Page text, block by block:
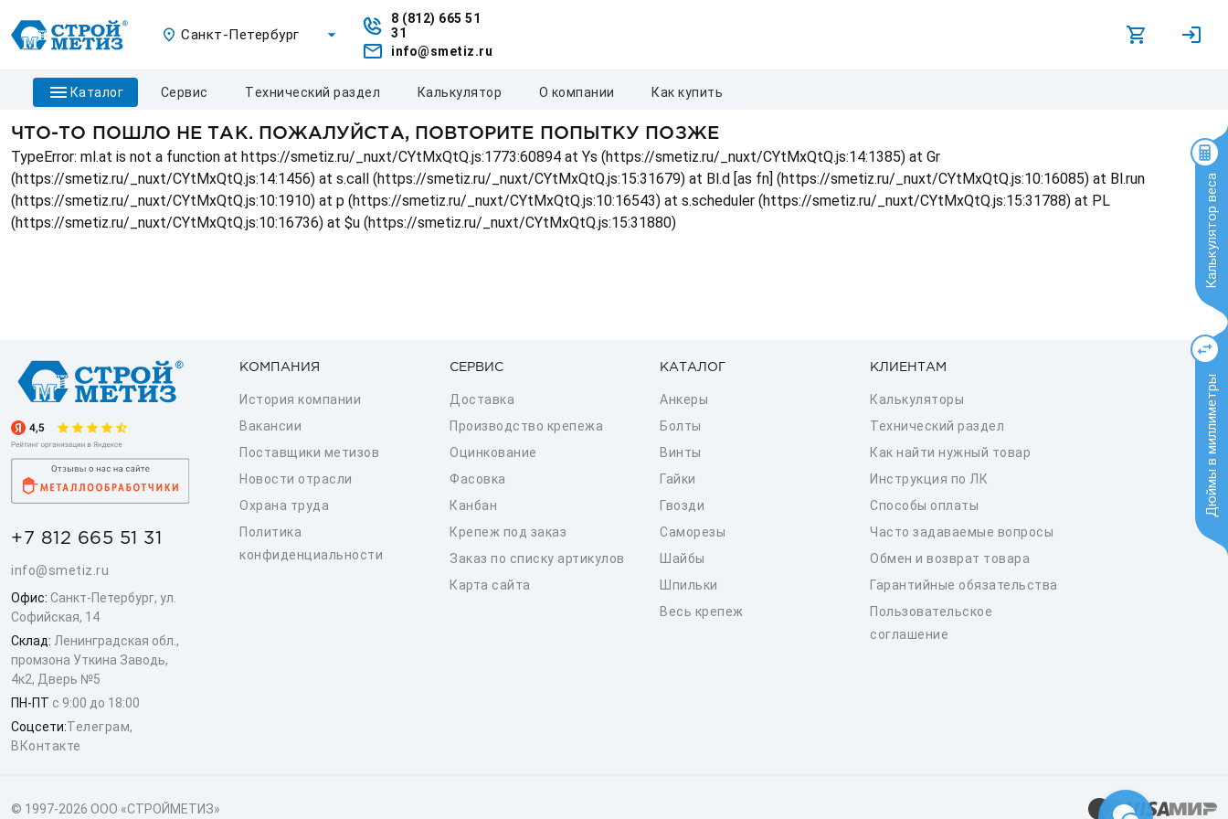
Калькулятор веса
Дюймы в миллиметры
Санкт-Петербург
8 (812) 665 51
31
info@smetiz.ru
каталог сервис технический раздел калькулятор о компании как купить
ЧТО-ТО ПОШЛО НЕ ТАК. ПОЖАЛУЙСТА, ПОВТОРИТЕ ПОПЫТКУ ПОЗЖЕ
TypeError: ml.at is not a function at https://smetiz.ru/_nuxt/CYtMxQtQ.js:1773:60894 at Ys (https://smetiz.ru/_nuxt/CYtMxQtQ.js:14:1385) at Gr
(https://smetiz.ru/_nuxt/CYtMxQtQ.js:14:1456) at s.call (https://smetiz.ru/_nuxt/CYtMxQtQ.js:15:31679) at Bl.d [as fn] (https://smetiz.ru/_nuxt/CYtMxQtQ.js:10:16085) at Bl.run
(https://smetiz.ru/_nuxt/CYtMxQtQ.js:10:1910) at p (https://smetiz.ru/_nuxt/CYtMxQtQ.js:10:16543) at s.scheduler (https://smetiz.ru/_nuxt/CYtMxQtQ.js:15:31788) at PL
(https://smetiz.ru/_nuxt/CYtMxQtQ.js:10:16736) at $u (https://smetiz.ru/_nuxt/CYtMxQtQ.js:15:31880)
+7 812 665 51 31
info@smetiz.ru
Офис: Санкт-Петербург, ул.
Софийская, 14
Склад: Ленинградская обл.,
промзона Уткина Заводь,
4к2, Дверь №5
ПН-ПТ с 9:00 до 18:00
Соцсети:Телеграм,
ВКонтакте
КОМПАНИЯ
История компании
Вакансии
Поставщики метизов
Новости отрасли
Охрана труда
Политика
конфиденциальности
СЕРВИС
Доставка
Производство крепежа
Оцинкование
Фасовка
Канбан
Крепеж под заказ
Заказ по списку артикулов
Карта сайта
КАТАЛОГ
Анкеры
Болты
Винты
Гайки
Гвозди
Саморезы
Шайбы
Шпильки
Весь крепеж
КЛИЕНТАМ
Калькуляторы
Технический раздел
Как найти нужный товар
Инструкция по ЛК
Способы оплаты
Часто задаваемые вопросы
Обмен и возврат товара
Гарантийные обязательства
Пользовательское
соглашение
© 1997-2026 ООО «СТРОЙМЕТИЗ»